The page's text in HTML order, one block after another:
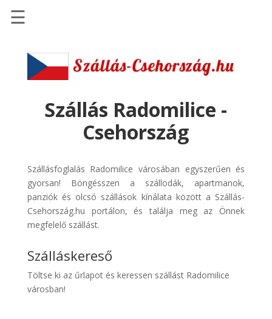
Szállások
Szállásinfo.eu
pénzvisszatérítéssel
Discover
Cars
Transzfer
Kiwi
Taxi
☰
Szállás Radomilice -
Csehország
Szállásfoglalás Radomilice városában egyszerűen és
gyorsan! Böngésszen a szállodák, apartmanok,
panziók és olcsó szállások kínálata között a Szállás-
Csehország.hu portálon, és találja meg az Önnek
megfelelő szállást.
Szálláskereső
Töltse ki az űrlapot és keressen szállást Radomilice
városban!